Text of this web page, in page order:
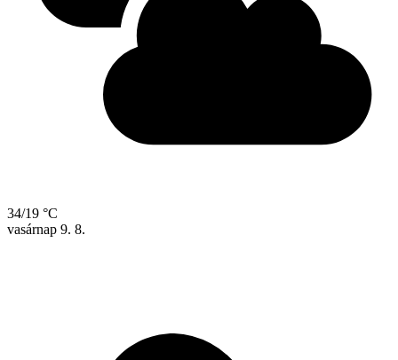
34/19 °C
vasárnap 9. 8.